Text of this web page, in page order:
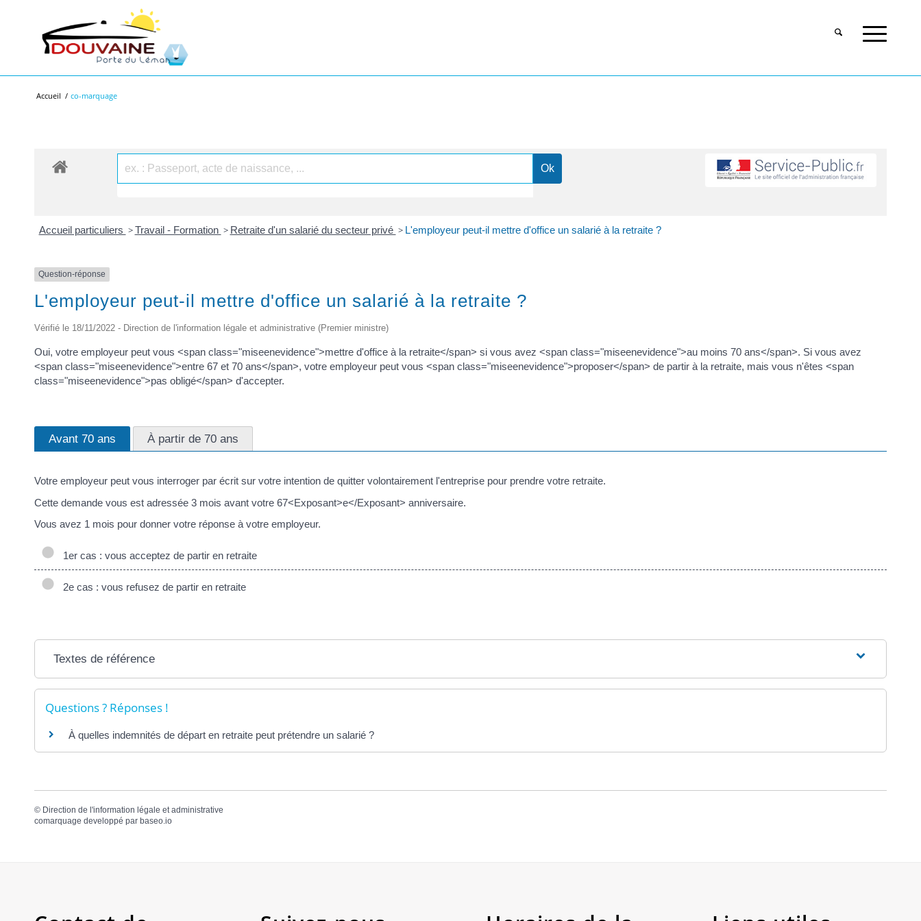
Accueil / co-marquage
Accueil particuliers > Travail - Formation > Retraite d'un salarié du secteur privé > L'employeur peut-il mettre d'office un salarié à la retraite ?
Question-réponse
L'employeur peut-il mettre d'office un salarié à la retraite ?
Vérifié le 18/11/2022 - Direction de l'information légale et administrative (Premier ministre)
Oui, votre employeur peut vous <span class="miseenevidence">mettre d'office à la retraite</span> si vous avez <span class="miseenevidence">au moins 70 ans</span>. Si vous avez
<span class="miseenevidence">entre 67 et 70 ans</span>, votre employeur peut vous <span class="miseenevidence">proposer</span> de partir à la retraite, mais vous n'êtes <span
class="miseenevidence">pas obligé</span> d'accepter.
Avant 70 ans À partir de 70 ans
Votre employeur peut vous interroger par écrit sur votre intention de quitter volontairement l'entreprise pour prendre votre retraite.
Cette demande vous est adressée 3 mois avant votre 67<Exposant>e</Exposant> anniversaire.
Vous avez 1 mois pour donner votre réponse à votre employeur.
1er cas : vous acceptez de partir en retraite
2e cas : vous refusez de partir en retraite
Textes de référence
Questions ? Réponses !
À quelles indemnités de départ en retraite peut prétendre un salarié ?
© Direction de l'information légale et administrative
comarquage developpé par baseo.io